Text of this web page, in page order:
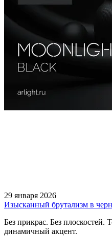
29 января 2026
Изысканный брутализм в
Без прикрас. Без плоскостей.
динамичный акцент.